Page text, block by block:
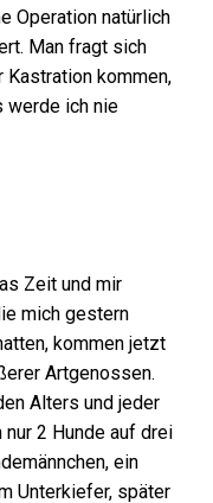
Operation natürlich
Man fragt sich
Kastration kommen,
werde ich nie
Zeit und mir
mich gestern
kommen jetzt
Artgenossen.
Alters und jeder
2 Hunde auf drei
ein
Unterkiefer, später